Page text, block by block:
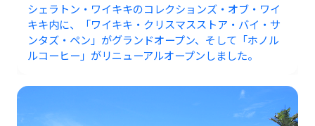
シェラトン・ワイキキのコレクションズ・オブ・ワイ
キキ内に、「ワイキキ・クリスマスストア・バイ・サ
ンタズ・ペン」がグランドオープン、そして「ホノル
ルコーヒー」がリニューアルオープンしました。